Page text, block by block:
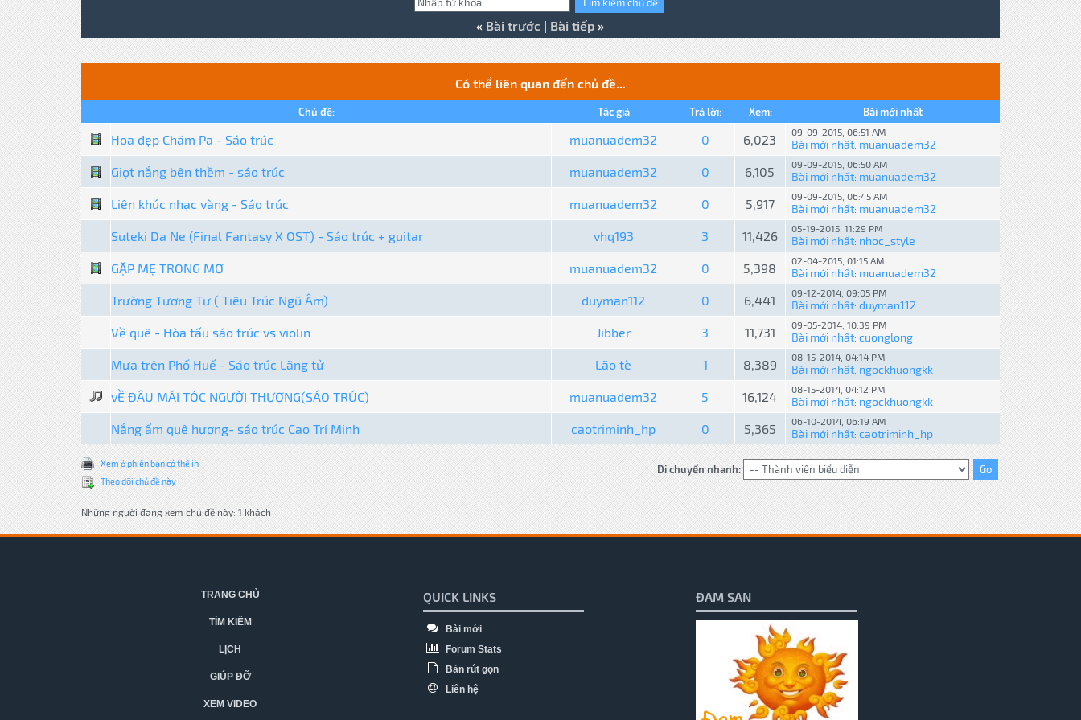
« Bài trước | Bài tiếp »
Có thể liên quan đến chủ đề...
Chủ đề: Tác giả Trả lời: Xem: Bài mới nhất
Hoa đẹp Chăm Pa - Sáo trúc muanuadem32 0 6,023 09-09-2015, 06:51 AM
Bài mới nhất: muanuadem32
Giọt nắng bên thềm - sáo trúc muanuadem32 0 6,105 09-09-2015, 06:50 AM
Bài mới nhất: muanuadem32
Liên khúc nhạc vàng - Sáo trúc muanuadem32 0 5,917 09-09-2015, 06:45 AM
Bài mới nhất: muanuadem32
Suteki Da Ne (Final Fantasy X OST) - Sáo trúc + guitar vhq193 3 11,426 05-19-2015, 11:29 PM
Bài mới nhất: nhoc_style
GẶP MẸ TRONG MƠ muanuadem32 0 5,398 02-04-2015, 01:15 AM
Bài mới nhất: muanuadem32
Trường Tương Tư ( Tiêu Trúc Ngũ Âm) duyman112 0 6,441 09-12-2014, 09:05 PM
Bài mới nhất: duyman112
Về quê - Hòa tấu sáo trúc vs violin Jibber 3 11,731 09-05-2014, 10:39 PM
Bài mới nhất: cuonglong
Mưa trên Phố Huế - Sáo trúc Lãng tử Lão tè 1 8,389 08-15-2014, 04:14 PM
Bài mới nhất: ngockhuongkk
vỀ ĐÂU MÁI TÓC NGƯỜI THƯƠNG(SÁO TRÚC) muanuadem32 5 16,124 08-15-2014, 04:12 PM
Bài mới nhất: ngockhuongkk
Nắng ấm quê hương- sáo trúc Cao Trí Minh caotriminh_hp 0 5,365 06-10-2014, 06:19 AM
Bài mới nhất: caotriminh_hp
Xem ở phiên bản có thể in
Theo dõi chủ đề này
Di chuyển nhanh:
Những người đang xem chủ đề này: 1 khách
TRANG CHỦ
TÌM KIẾM
LỊCH
GIÚP ĐỠ
XEM VIDEO
QUICK LINKS
Bài mới
Forum Stats
Bản rút gọn
Liên hệ
ĐAM SAN